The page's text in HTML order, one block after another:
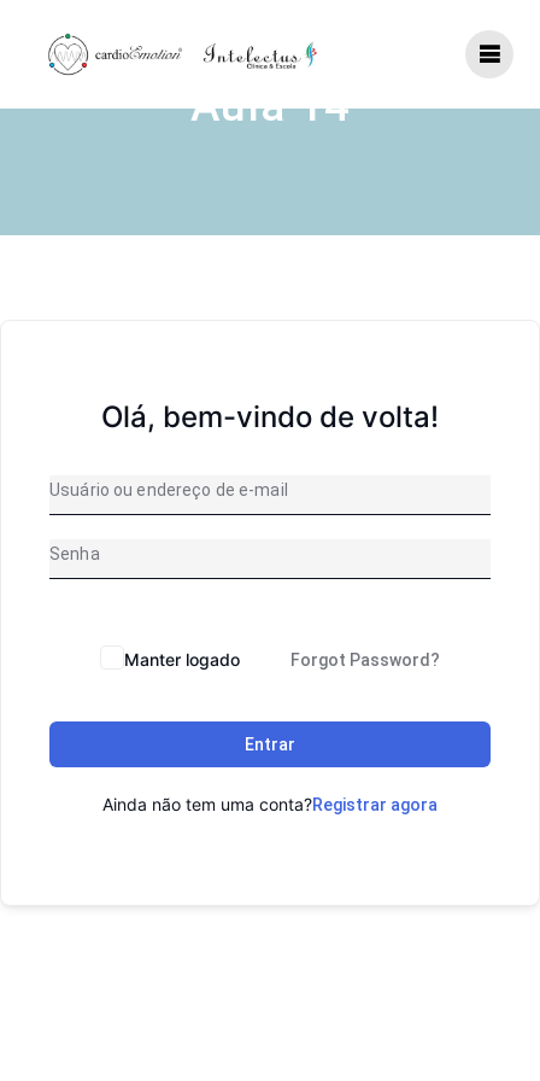
content
Aula 14
Olá, bem-vindo de volta!
Manter logado Forgot Password?
Entrar
Ainda não tem uma conta?Registrar agora